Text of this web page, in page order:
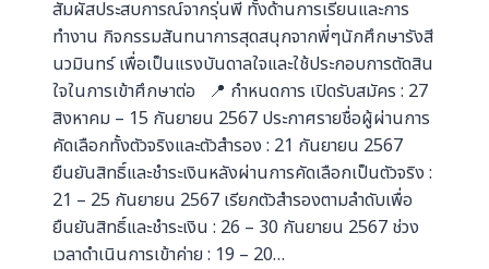
สัมผัสประสบการณ์จากรุ่นพี่ ทั้งด้านการเรียนและการ
ทำงาน กิจกรรมสันทนาการสุดสนุกจากพี่ๆนักศึกษารังสี
นวมินทร์ เพื่อเป็นแรงบันดาลใจและใช้ประกอบการตัดสิน
ใจในการเข้าศึกษาต่อ 📍 กำหนดการ เปิดรับสมัคร : 27
สิงหาคม – 15 กันยายน 2567 ประกาศรายชื่อผู้ผ่านการ
คัดเลือกทั้งตัวจริงและตัวสำรอง : 21 กันยายน 2567
ยืนยันสิทธิ์และชำระเงินหลังผ่านการคัดเลือกเป็นตัวจริง :
21 – 25 กันยายน 2567 เรียกตัวสำรองตามลำดับเพื่อ
ยืนยันสิทธิ์และชำระเงิน : 26 – 30 กันยายน 2567 ช่วง
เวลาดำเนินการเข้าค่าย : 19 – 20…